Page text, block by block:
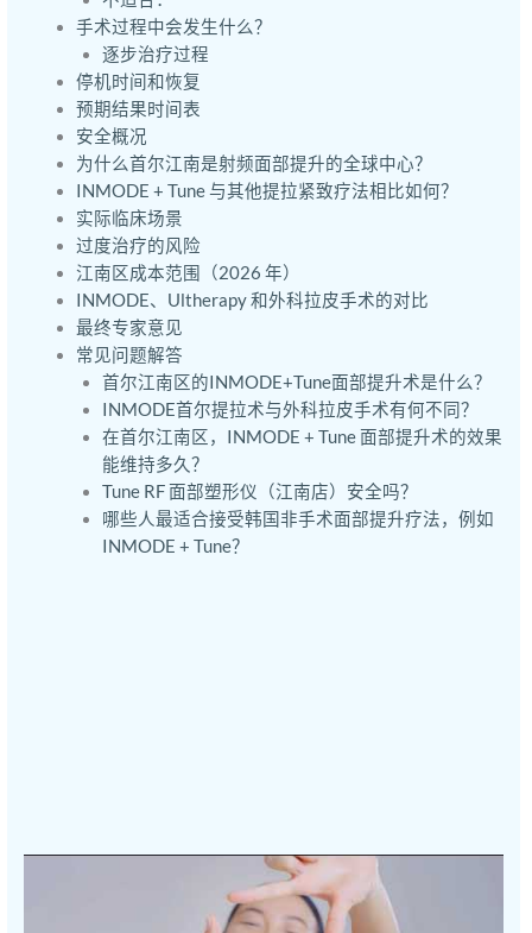
手术过程中会发生什么？
逐步治疗过程
停机时间和恢复
预期结果时间表
安全概况
为什么首尔江南是射频面部提升的全球中心？
INMODE + Tune 与其他提拉紧致疗法相比如何？
实际临床场景
过度治疗的风险
江南区成本范围（2026 年）
INMODE、Ultherapy 和外科拉皮手术的对比
最终专家意见
常见问题解答
首尔江南区的INMODE+Tune面部提升术是什么？
INMODE首尔提拉术与外科拉皮手术有何不同？
在首尔江南区，INMODE + Tune 面部提升术的效果
能维持多久？
Tune RF 面部塑形仪（江南店）安全吗？
哪些人最适合接受韩国非手术面部提升疗法，例如
INMODE + Tune？